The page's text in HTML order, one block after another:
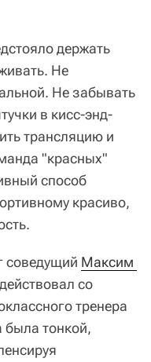
держать
Не
Не забывать
в кисс-энд-
трансляцию и
"красных"
способ
красиво,
соведущий Максим
со
тренера
была тонкой,